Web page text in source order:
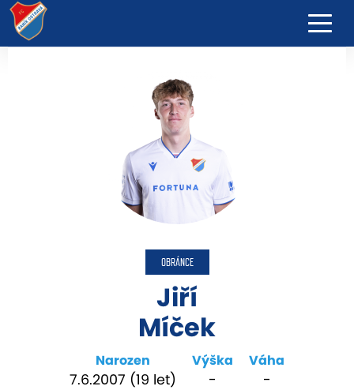
OBRÁNCE
Jiří
Míček
Narozen
7.6.2007 (19 let)
Výška
-
Váha
-